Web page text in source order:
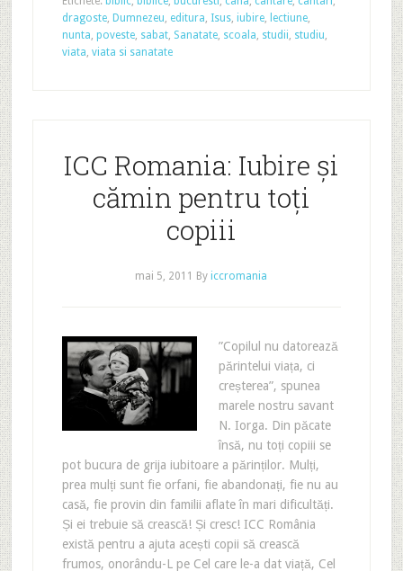
dragoste, Dumnezeu, editura, Isus, iubire, lectiune,
nunta, poveste, sabat, Sanatate, scoala, studii, studiu,
viata, viata si sanatate
ICC Romania: Iubire și
cămin pentru toți
copiii
mai 5, 2011 Byiccromania
”Copilul nu datorează
părintelui viața, ci
creșterea”, spunea
marele nostru savant
N. Iorga. Din păcate
însă, nu toți copiii se
pot bucura de grija iubitoare a părinților. Mulți,
prea mulți sunt fie orfani, fie abandonați, fie nu au
casă, fie provin din familii aflate în mari dificultăți.
Și ei trebuie să crească! Și cresc! ICC România
există pentru a ajuta acești copii să crească
frumos, onorându-L pe Cel care le-a dat viață, Cel